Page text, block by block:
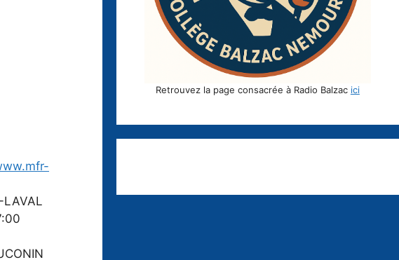
LAVAL
Retrouvez la page consacrée à Radio Balzac ici